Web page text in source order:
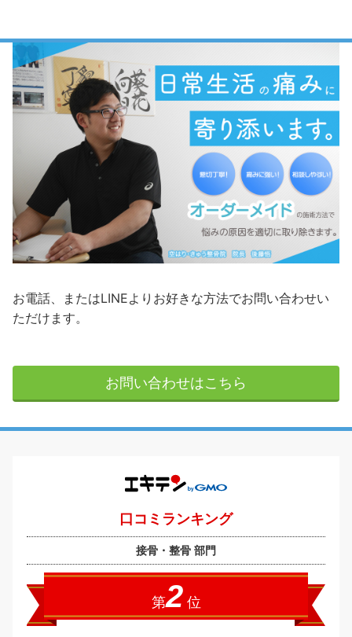
お電話、またはLINEよりお好きな方法でお問い合わせい
ただけます。
お問い合わせはこちら